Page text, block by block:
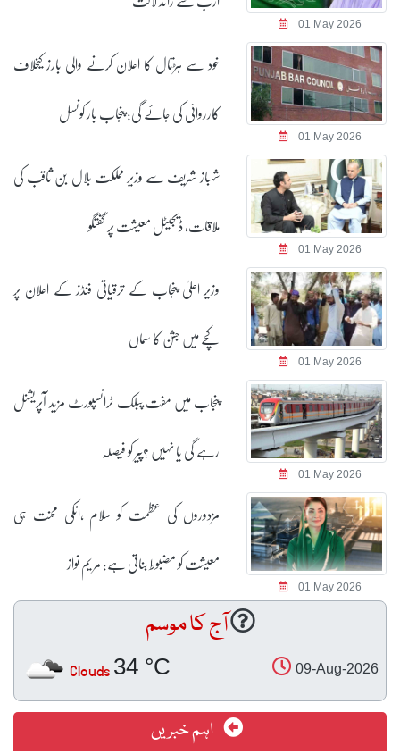
01 May 2026
01 May 2026
خود سے ہڑتال کا اعلان کرنے والی بارز کیخلاف
کارروائی کی جائے گی: پنجاب بار کونسل
01 May 2026
شہباز شریف سے وزیر مملکت بلال بن ثاقب کی
ملاقات، ڈیجیٹل معیشت پر گفتگو
01 May 2026
وزیر اعلیٰ پنجاب کے ترقیاتی فنڈز کے اعلان پر
کچے میں جشن کا سماں
01 May 2026
پنجاب میں مفت پبلک ٹرانسپورٹ مزید آپریشنل
رہے گی یا نہیں ؟پیر کو فیصلہ
01 May 2026
مزدوروں کی عظمت کو سلام ،انکی محنت ہی
معیشت کو مضبوط بناتی ہے: مریم نواز
آج کا موسم
09-Aug-2026
34 °C
Clouds
اہم خبریں